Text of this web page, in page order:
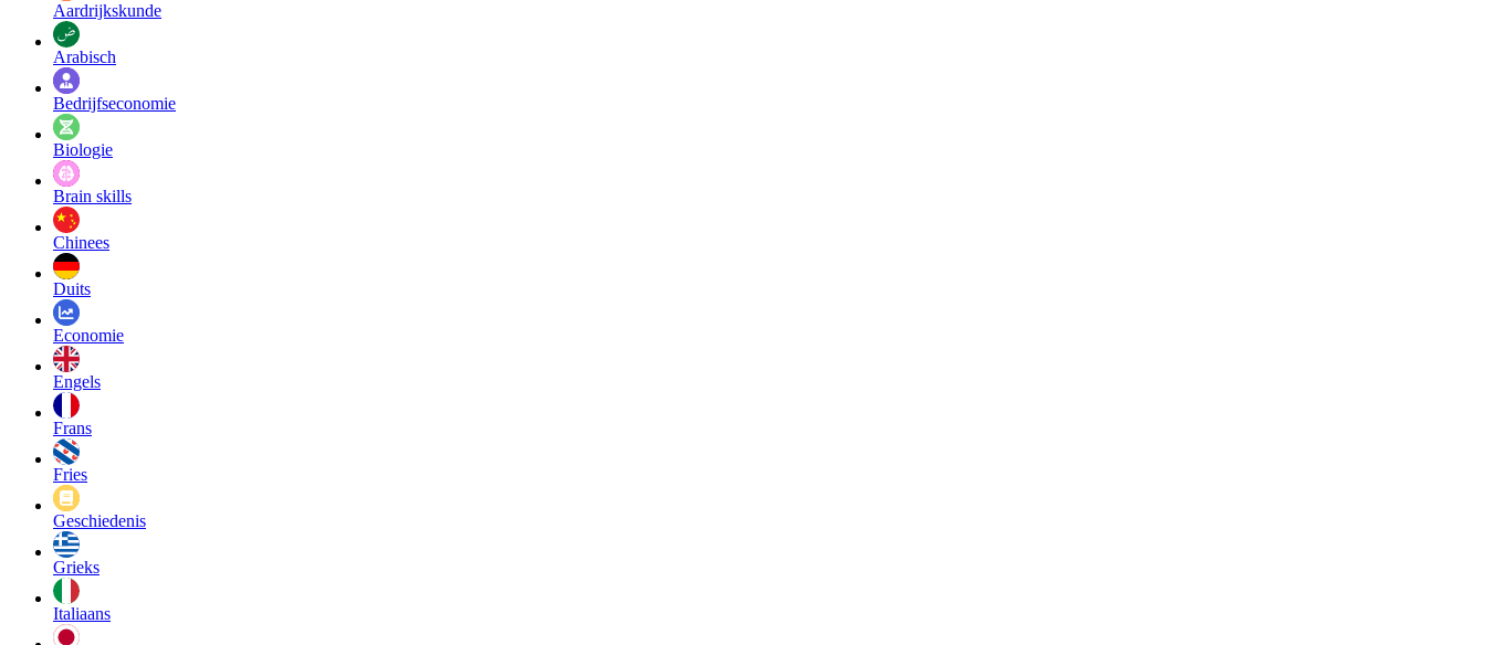
Aardrijkskunde
Arabisch
Bedrijfseconomie
Biologie
Brain skills
Chinees
Duits
Economie
Engels
Frans
Fries
Geschiedenis
Grieks
Italiaans